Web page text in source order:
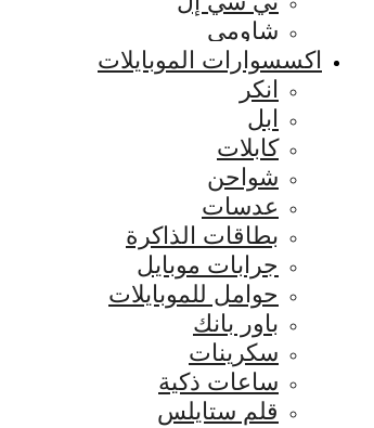
شاومي
اكسسوارات الموبايلات
انكر
ابل
كابلات
شواحن
عدسات
بطاقات الذاكرة
جرابات موبايل
حوامل للموبايلات
باور بانك
سكرينات
ساعات ذكية
قلم ستايلس